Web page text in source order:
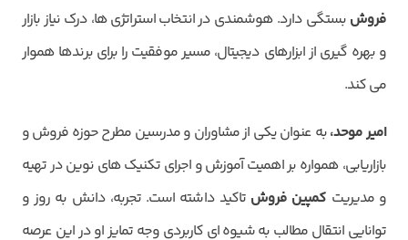
فروش بستگی دارد. هوشمندی در انتخاب استراتژی ها، درک نیاز بازار
و بهره گیری از ابزارهای دیجیتال، مسیر موفقیت را برای برندها هموار
می کند.
امیر موحد،به عنوان یکی از مشاوران و مدرسین مطرح حوزه فروش و
بازاریابی، همواره بر اهمیت آموزش و اجرای تکنیک های نوین در تهیه
و مدیریت کمپین فروش تاکید داشته است. تجربه، دانش به روز و
توانایی انتقال مطالب به شیوه ای کاربردی وجه تمایز او در این عرصه